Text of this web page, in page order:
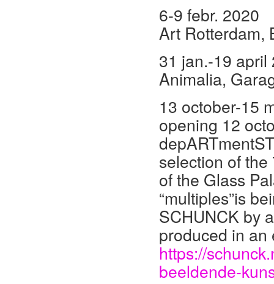
6-9 febr. 2020
Art Rotterdam,
31 jan.-19 april
Animalia,
13 october-15
opening 12
selection of
of the Glass
“multiples”is
SCHUNCK by
produced in an
https://
beeldende-